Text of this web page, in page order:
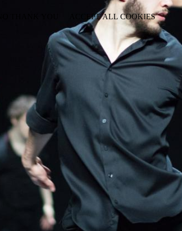
ACCEPT ALL COOKIES
WITHDRAW CONSENT